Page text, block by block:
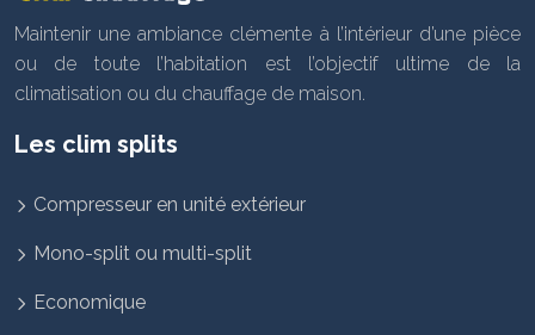
Maintenir une ambiance clémente à l’intérieur d’une pièce
ou de toute l’habitation est l’objectif ultime de la
climatisation ou du chauffage de maison.
Les clim splits
Compresseur en unité extérieur
Mono-split ou multi-split
Economique